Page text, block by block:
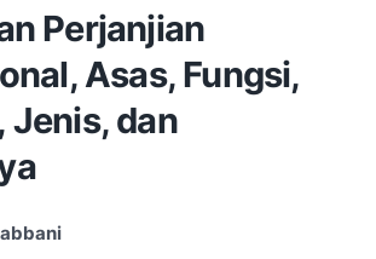
Perjanjian
Asas, Fungsi,
Jenis, dan